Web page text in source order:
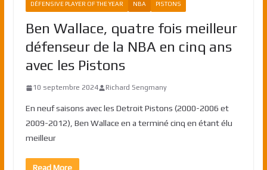
DÉFENSIVE PLAYER OF THE YEAR NBA PISTONS
Ben Wallace, quatre fois meilleur
défenseur de la NBA en cinq ans
avec les Pistons
10 septembre 2024 Richard Sengmany
En neuf saisons avec les Detroit Pistons (2000-2006 et
2009-2012), Ben Wallace en a terminé cinq en étant élu
meilleur
Read More